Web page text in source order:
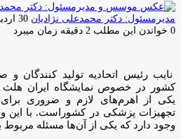
مدیرمسئول: دکتر محمدعلی نژادیان ارسال
ایمیل
30 اردیبهشت 1403 15:35
0 خواندن این مطلب 2 دقیقه زمان میبرد
نایب رئیس اتحادیه تولید کنندگان و
کشور در خصوص نمایشگاه ایران هلث
یکی از اهرم‌های لازم و ضروری
تجهیزات پزشکی در کشوراست. با این
وجود دارد که یکی از آن‌ها مسئله مربوط